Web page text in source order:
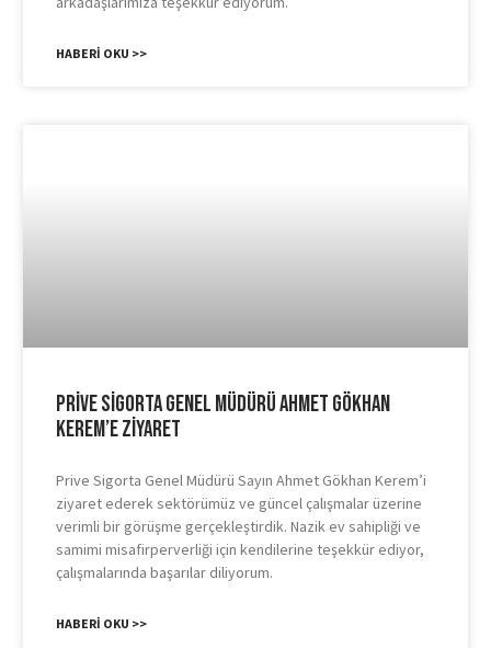
HABERI OKU >>
Prive Sigorta Genel Müdürü Ahmet Gökhan
Kerem’e Ziyaret
Prive Sigorta Genel Müdürü Sayın Ahmet Gökhan Kerem’i
ziyaret ederek sektörümüz ve güncel çalışmalar üzerine
verimli bir görüşme gerçekleştirdik. Nazik ev sahipliği ve
samimi misafirperverliği için kendilerine teşekkür ediyor,
çalışmalarında başarılar diliyorum.
HABERI OKU >>